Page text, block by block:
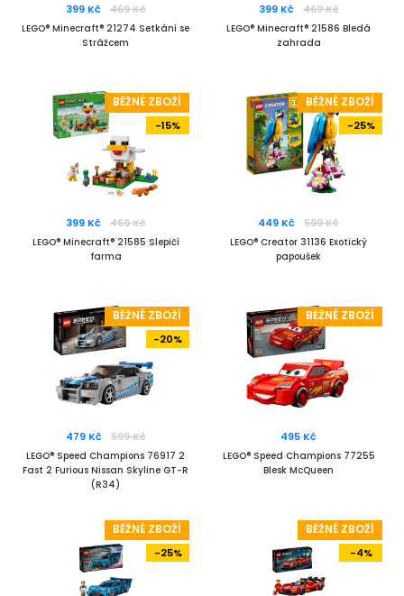
399 Kč 469 Kč
LEGO® Minecraft® 21274 Setkání se
Strážcem
399 Kč 469 Kč
LEGO® Minecraft® 21586 Bledá
zahrada
BĚŽNÉ ZBOŽÍ
-15%
399 Kč 469 Kč
LEGO® Minecraft® 21585 Slepičí
farma
BĚŽNÉ ZBOŽÍ
-25%
449 Kč 599 Kč
LEGO® Creator 31136 Exotický
papoušek
BĚŽNÉ ZBOŽÍ
-20%
479 Kč 599 Kč
LEGO® Speed Champions 76917 2
Fast 2 Furious Nissan Skyline GT-R
(R34)
BĚŽNÉ ZBOŽÍ
495 Kč
LEGO® Speed Champions 77255
Blesk McQueen
BĚŽNÉ ZBOŽÍ
-25%
BĚŽNÉ ZBOŽÍ
-4%